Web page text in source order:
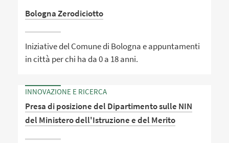
Bologna Zerodiciotto
Iniziative del Comune di Bologna e appuntamenti
in città per chi ha da 0 a 18 anni.
INNOVAZIONE E RICERCA
Presa di posizione del Dipartimento sulle NIN
del Ministero dell'Istruzione e del Merito